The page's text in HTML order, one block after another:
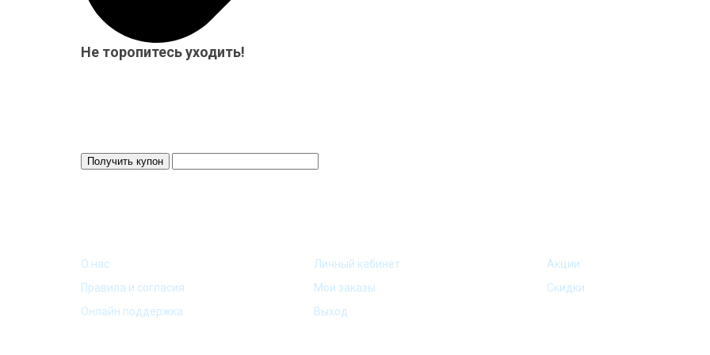
Не торопитесь уходить!
О нас
Правила и согласия
Онлайн поддержка
Личный кабинет
Мои заказы
Выход
Акции
Скидки